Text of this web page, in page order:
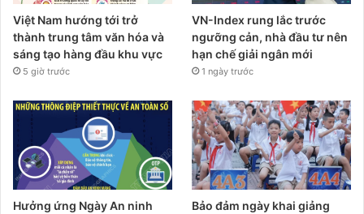
Việt Nam hướng tới trở
thành trung tâm văn hóa và
sáng tạo hàng đầu khu vực
5 giờ trước
VN-Index rung lắc trước
ngưỡng cản, nhà đầu tư nên
hạn chế giải ngân mới
1 ngày trước
Hưởng ứng Ngày An ninh
Bảo đảm ngày khai giảng